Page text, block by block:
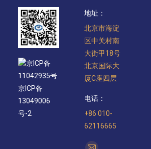
京ICP备
11042935号
京ICP备
13049006
号-2
地址：
北京市海淀
区中关村南
大街甲18号
北京国际大
厦C座四层
电话：
+86 010-
62116665
找到我们：